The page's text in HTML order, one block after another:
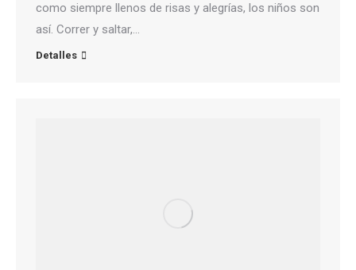
como siempre llenos de risas y alegrías, los niños son
así. Correr y saltar,…
Detalles